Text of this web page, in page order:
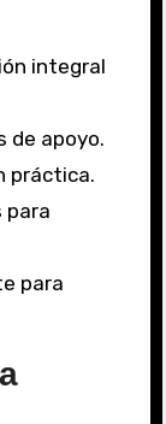
integral
de apoyo.
práctica.
para
para